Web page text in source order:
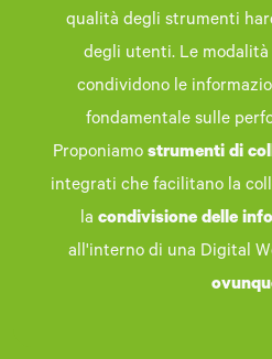
qualità degli strumenti
degli utenti. Le modalità
condividono le
fondamentale sulle
Proponiamo strumenti di
integrati che facilitano la
la condivisione delle
all'interno di una Digital